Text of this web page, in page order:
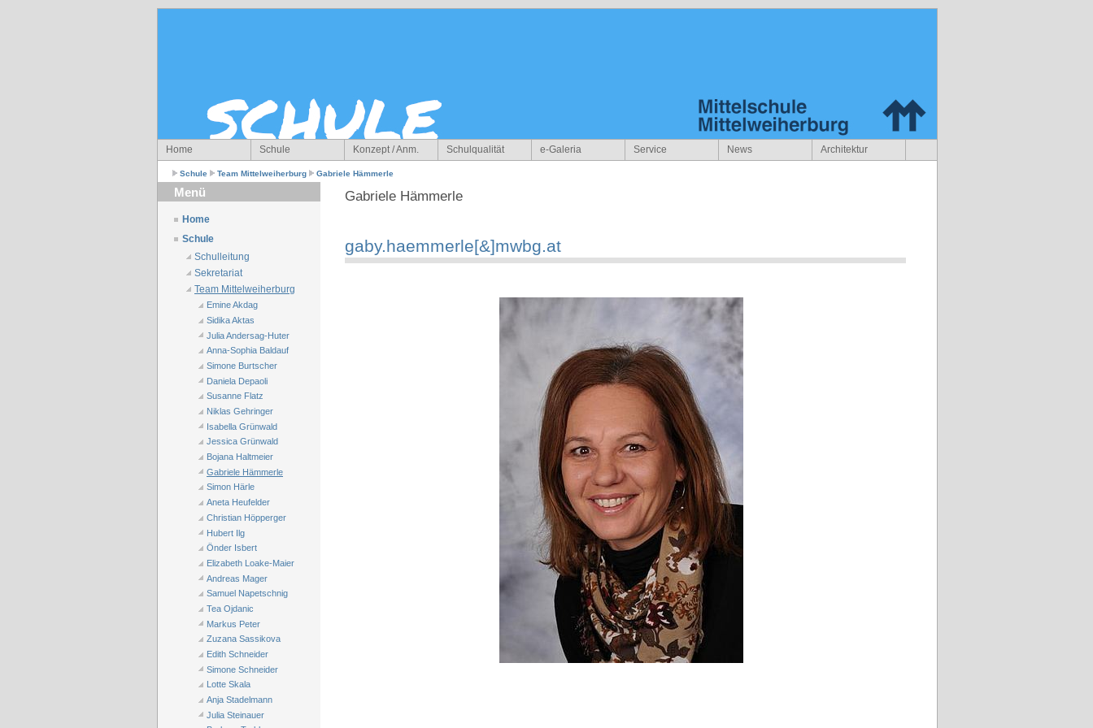
Home Schule Konzept / Anm. Schulqualität e-Galeria Service News Architektur
Schule Team Mittelweiherburg Gabriele Hämmerle
Menü
Home
Schule
Schulleitung
Sekretariat
Team Mittelweiherburg
Emine Akdag
Sidika Aktas
Julia Andersag-Huter
Anna-Sophia Baldauf
Simone Burtscher
Daniela Depaoli
Susanne Flatz
Niklas Gehringer
Isabella Grünwald
Jessica Grünwald
Bojana Haltmeier
Gabriele Hämmerle
Simon Härle
Aneta Heufelder
Christian Höpperger
Hubert Ilg
Önder Isbert
Elizabeth Loake-Maier
Andreas Mager
Samuel Napetschnig
Tea Ojdanic
Markus Peter
Zuzana Sassikova
Edith Schneider
Simone Schneider
Lotte Skala
Anja Stadelmann
Julia Steinauer
Gabriele Hämmerle
gaby.haemmerle[&]mwbg.at